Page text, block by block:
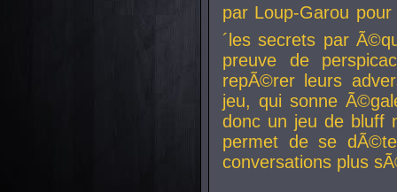
par Loup-Garou
´les secrets par
preuve de
repÃ©rer leurs
jeu, qui sonne
donc un jeu de bluff
permet de se
conversations plus